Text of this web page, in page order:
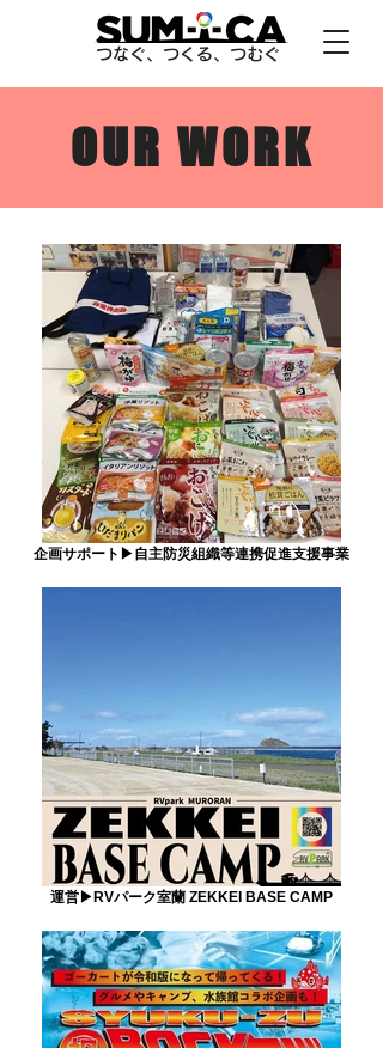
つなぐ、つくる、つむぐ
OUR WORK
企画サポート▶自主防災組織等連携促進支援事業
運営▶RVパーク室蘭 ZEKKEI BASE CAMP